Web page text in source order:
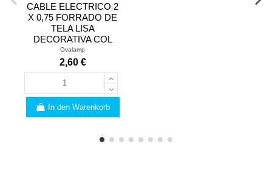
CABLE ELECTRICO 2
X 0,75 FORRADO DE
TELA LISA
DECORATIVA COL
Ovalamp
2,60 €
In den Warenkorb